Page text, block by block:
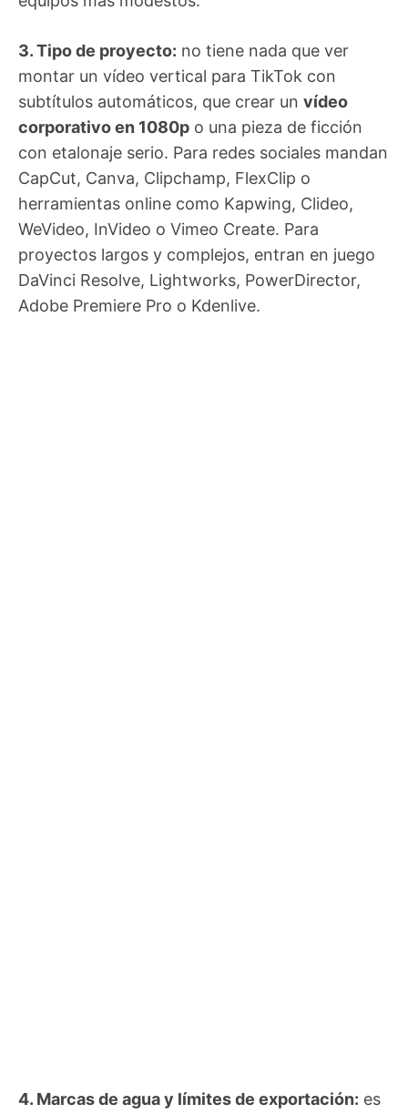
3. Tipo de proyecto: no tiene nada que ver
montar un vídeo vertical para TikTok con
subtítulos automáticos, que crear un vídeo
corporativo en 1080p o una pieza de ficción
con etalonaje serio. Para redes sociales mandan
CapCut, Canva, Clipchamp, FlexClip o
herramientas online como Kapwing, Clideo,
WeVideo, InVideo o Vimeo Create. Para
proyectos largos y complejos, entran en juego
DaVinci Resolve, Lightworks, PowerDirector,
Adobe Premiere Pro o Kdenlive.
4. Marcas de agua y límites de exportación: es